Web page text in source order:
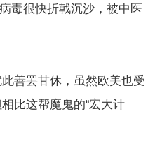
毒很快折戟沉沙，被中医
善罢甘休，虽然欧美也受
比这帮魔鬼的“宏大计